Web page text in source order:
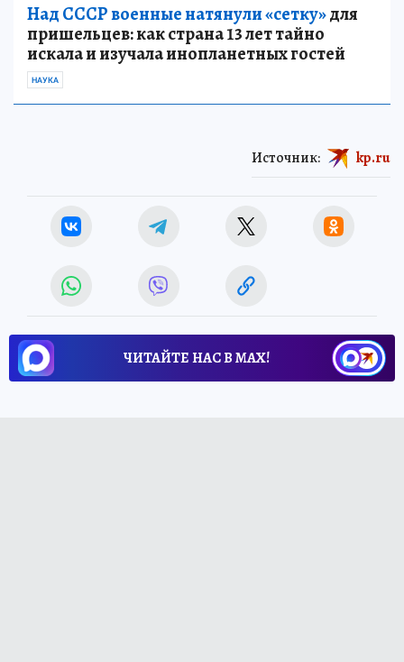
Над СССР военные натянули «сетку»для
пришельцев: как страна 13 лет тайно
искала и изучала инопланетных гостей
НАУКА
Источник: kp.ru
ЧИТАЙТЕ НАС В МАХ!